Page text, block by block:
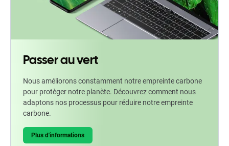
Passer au vert
Nous améliorons constamment notre empreinte carbone
pour protèger notre planète. Découvrez comment nous
adaptons nos processus pour réduire notre empreinte
carbone.
Plus d'informations